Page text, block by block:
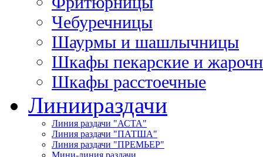
Чебуречницы
Шаурмы и шашлычницы
Шкафы пекарские и
Шкафы расстоечные
Линиираздачи
Линия раздачи "АСТА"
Линия раздачи "ПАТША"
Линия раздачи "ПРЕМЬЕР"
Мини-линия раздачи